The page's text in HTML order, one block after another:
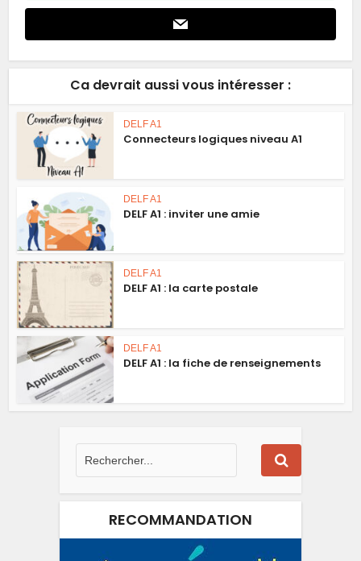
Ca devrait aussi vous intéresser :
DELF A1
Connecteurs logiques niveau A1
DELF A1
DELF A1 : inviter une amie
DELF A1
DELF A1 : la carte postale
DELF A1
DELF A1 : la fiche de renseignements
RECOMMANDATION